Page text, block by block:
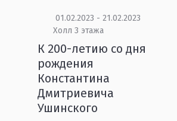
01.02.2023 - 21.02.2023
Холл 3 этажа
К 200-летию со дня
рождения
Константина
Дмитриевича
Ушинского